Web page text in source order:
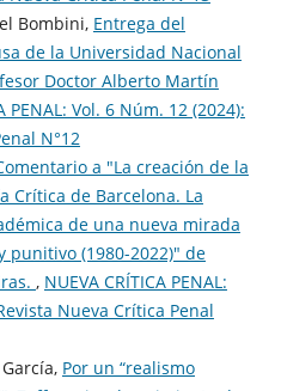
Bombini, Entrega del
de la Universidad Nacional
Doctor Alberto Martín
PENAL: Vol. 6 Núm. 12 (2024):
N°12
a "La creación de la
Crítica de Barcelona. La
de una nueva mirada
punitivo (1980-2022)" de
, NUEVA CRÍTICA PENAL:
Nueva Crí­tica Penal
Por un “realismo